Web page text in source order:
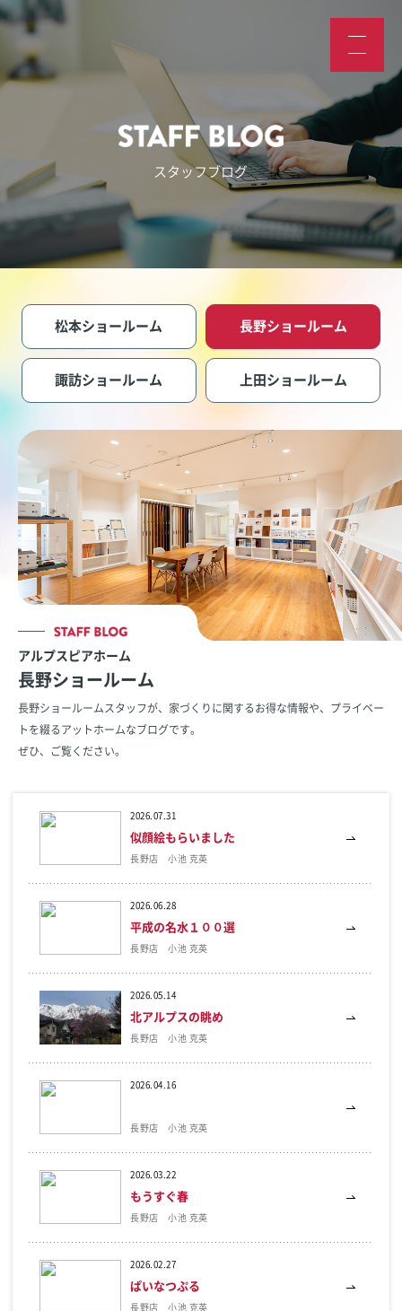
スタッフブログ
松本ショールーム 長野ショールーム
諏訪ショールーム 上田ショールーム
アルプスピアホーム
長野ショールーム
長野ショールームスタッフが、家づくりに関するお得な情報や、 プライベー
トを綴るアットホームなブログです。
ぜひ、ご覧ください。
2026.07.31
長野店 小池 克英
似顔絵もらいました
2026.06.28
長野店 小池 克英
平成の名水１００選
2026.05.14
長野店 小池 克英
北アルプスの眺め
2026.04.16
長野店 小池 克英
2026.03.22
長野店 小池 克英
もうすぐ春
2026.02.27
長野店 小池 克英
ぱいなつぷる